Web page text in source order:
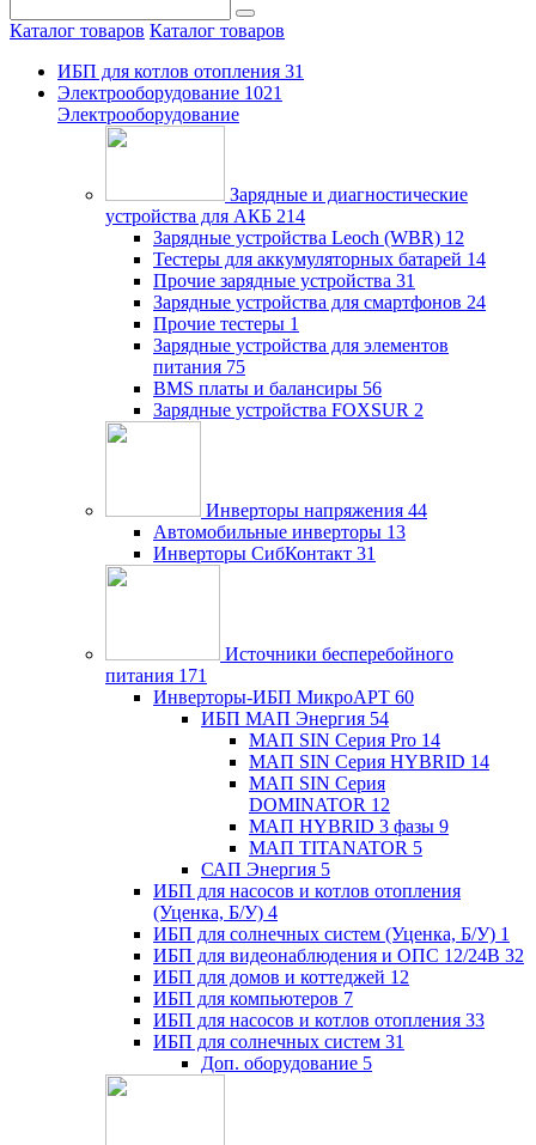
Каталог товаров Каталог товаров
ИБП для котлов отопления 31
Электрооборудование 1021
Электрооборудование
Зарядные и диагностические
устройства для АКБ 214
Зарядные устройства Leoch (WBR) 12
Тестеры для аккумуляторных батарей 14
Прочие зарядные устройства 31
Зарядные устройства для смартфонов 24
Прочие тестеры 1
Зарядные устройства для элементов
питания 75
BMS платы и балансиры 56
Зарядные устройства FOXSUR 2
Инверторы напряжения 44
Автомобильные инверторы 13
Инверторы СибКонтакт 31
Источники бесперебойного
питания 171
Инверторы-ИБП МикроАРТ 60
ИБП МАП Энергия 54
МАП SIN Серия Pro 14
МАП SIN Серия HYBRID 14
МАП SIN Серия
DOMINATOR 12
МАП HYBRID 3 фазы 9
МАП TITANATOR 5
САП Энергия 5
ИБП для насосов и котлов отопления
(Уценка, Б/У) 4
ИБП для солнечных систем (Уценка, Б/У) 1
ИБП для видеонаблюдения и ОПС 12/24В 32
ИБП для домов и коттеджей 12
ИБП для компьютеров 7
ИБП для насосов и котлов отопления 33
ИБП для солнечных систем 31
Доп. оборудование 5